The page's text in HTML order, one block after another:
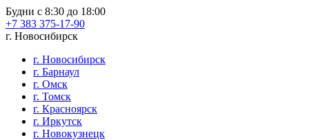
Будни с 8:30 до 18:00
+7 383 375-17-90
г. Новосибирск
г. Новосибирск
г. Барнаул
г. Омск
г. Томск
г. Красноярск
г. Иркутск
г. Новокузнецк